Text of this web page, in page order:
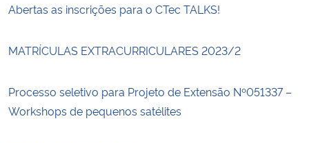
Abertas as inscrições para o CTec TALKS!
MATRÍCULAS EXTRACURRICULARES 2023/2
Processo seletivo para Projeto de Extensão Nº051337 –
Workshops de pequenos satélites